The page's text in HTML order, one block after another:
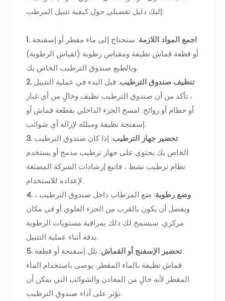
إليك دليل تفصيلي حول كيفية تتبيل المرطب:
1. اجمع المواد اللازمة: ستحتاج إلى ماء مقطر أو إسفنجة
أو قطعة قماش نظيفة ومقياس رطوبة (لقياس الرطوبة)
وبالطبع صندوق الترطيب الخاص بك.
2. تنظيف صندوق الترطيب: قبل البدء في عملية التتبيل
، تأكد من أن صندوق الترطيب نظيف وخالٍ من أي غبار
أو حطام أو روائح. امسح الجزء الداخلي بقطعة قماش أو
إسفنجة نظيفة ومبللة لإزالة أي شوائب.
3. تحضير جهاز الترطيب: إذا كان صندوق الترطيب
الخاص بك يحتوي على جهاز ترطيب مدمج أو يستخدم
نظام ترطيب نشط ، فاتبع إرشادات الشركة المصنعة
لإعداده للاستخدام.
4. وضع رطوبة: ضع المرطاب داخل صندوق الترطيب ،
ويفضل أن يكون بالقرب من الجزء العلوي أو في مكان
مركزي. سيسمح لك ذلك بمراقبة مستويات الرطوبة
بدقة أثناء عملية التتبيل.
5. تحضير الإسفنج أو القماش: بلل إسفنجة أو قطعة
قماش نظيفة بالماء المقطر. يوصى باستخدام الماء
المقطر لأنه خالٍ من المعادن والشوائب التي يمكن أن
تؤثر على أداء صندوق الترطيب.